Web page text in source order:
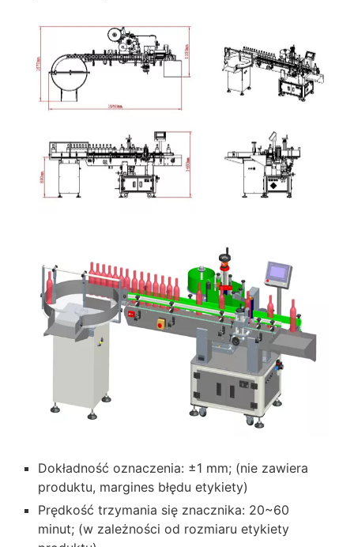
Dokładność oznaczenia: ±1 mm; (nie zawiera
produktu, margines błędu etykiety)
Prędkość trzymania się znacznika: 20~60
minut; (w zależności od rozmiaru etykiety